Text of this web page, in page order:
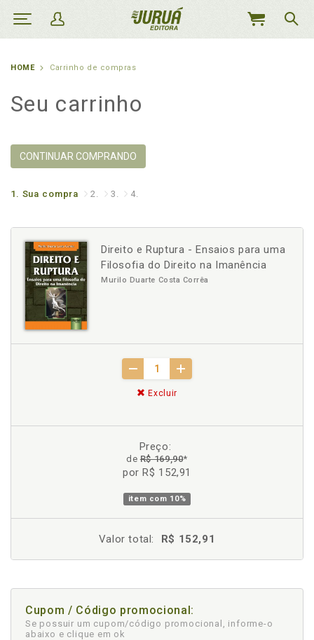
MEU
HOME Carrinho de compras
Seu carrinho
CONTINUAR COMPRANDO
1. Sua compra 2. 3. 4.
Direito e Ruptura - Ensaios para uma
Filosofia do Direito na Imanência
Murilo Duarte Costa Corrêa
Excluir
Preço:
deR$ 169,90*
por R$ 152,91
item com 10%
Valor total: R$ 152,91
Cupom / Código promocional:
Se possuir um cupom/código promocional, informe-o
abaixo e clique em ok